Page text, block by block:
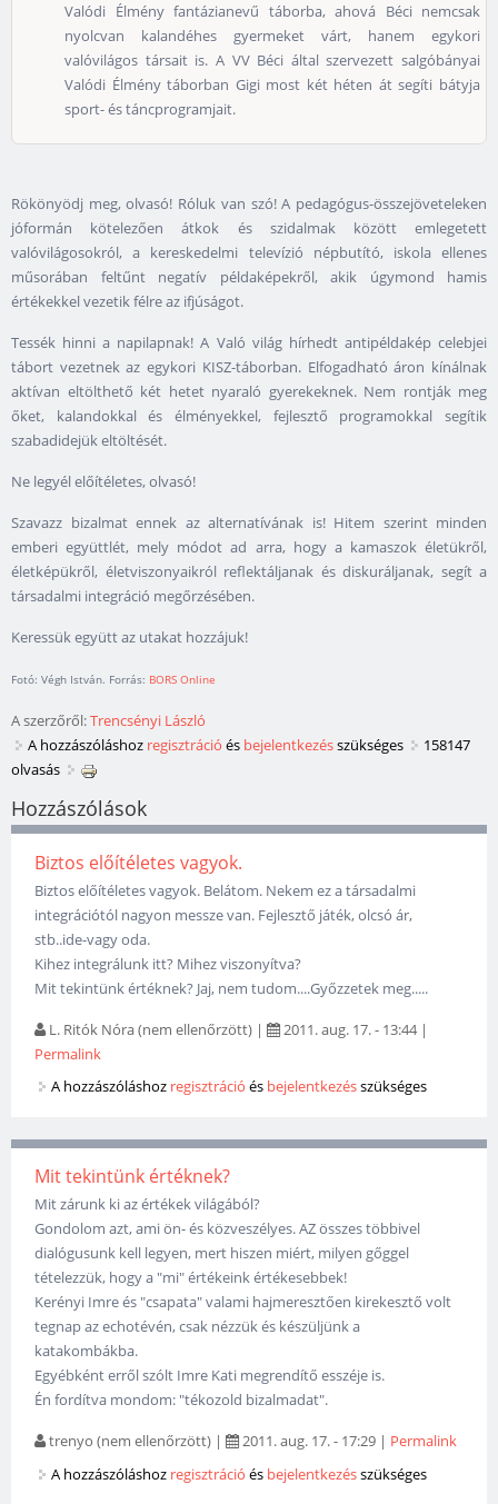
Valódi Élmény fantázianevű táborba, ahová Béci nemcsak
nyolcvan kalandéhes gyermeket várt, hanem egykori
valóvilágos társait is. A VV Béci által szervezett salgóbányai
Valódi Élmény táborban Gigi most két héten át segíti bátyja
sport- és táncprogramjait.
Rökönyödj meg, olvasó! Róluk van szó! A pedagógus-összejöveteleken
jóformán kötelezően átkok és szidalmak között emlegetett
valóvilágosokról, a kereskedelmi televízió népbutító, iskola ellenes
műsorában feltűnt negatív példaképekről, akik úgymond hamis
értékekkel vezetik félre az ifjúságot.
Tessék hinni a napilapnak! A Való világ hírhedt antipéldakép celebjei
tábort vezetnek az egykori KISZ-táborban. Elfogadható áron kínálnak
aktívan eltölthető két hetet nyaraló gyerekeknek. Nem rontják meg
őket, kalandokkal és élményekkel, fejlesztő programokkal segítik
szabadidejük eltöltését.
Ne legyél előítéletes, olvasó!
Szavazz bizalmat ennek az alternatívának is! Hitem szerint minden
emberi együttlét, mely módot ad arra, hogy a kamaszok életükről,
életképükről, életviszonyaikról reflektáljanak és diskuráljanak, segít a
társadalmi integráció megőrzésében.
Keressük együtt az utakat hozzájuk!
Fotó: Végh István. Forrás: BORS Online
A szerzőről:Trencsényi László
A hozzászóláshoz regisztráció és bejelentkezésszükséges
158147
olvasás
Hozzászólások
Biztos előítéletes vagyok.
Biztos előítéletes vagyok. Belátom. Nekem ez a társadalmi
integrációtól nagyon messze van. Fejlesztő játék, olcsó ár,
stb..ide-vagy oda.
Kihez integrálunk itt? Mihez viszonyítva?
Mit tekintünk értéknek? Jaj, nem tudom....Győzzetek meg.....
L. Ritók Nóra (nem ellenőrzött) | 2011. aug. 17. - 13:44|
Permalink
A hozzászóláshoz regisztráció és bejelentkezésszükséges
Mit tekintünk értéknek?
Mit zárunk ki az értékek világából?
Gondolom azt, ami ön- és közveszélyes. AZ összes többivel
dialógusunk kell legyen, mert hiszen miért, milyen gőggel
tételezzük, hogy a "mi" értékeink értékesebbek!
Kerényi Imre és "csapata" valami hajmeresztően kirekesztő volt
tegnap az echotévén, csak nézzük és készüljünk a
katakombákba.
Egyébként erről szólt Imre Kati megrendítő esszéje is.
Én fordítva mondom: "tékozold bizalmadat".
trenyo (nem ellenőrzött) | 2011. aug. 17. - 17:29 | Permalink
A hozzászóláshoz regisztráció és bejelentkezésszükséges